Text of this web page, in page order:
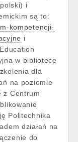
i
są to:
kompetencji-
i
w bibliotece
dla
na poziomie
z Centrum
Politechnika
działań na
do